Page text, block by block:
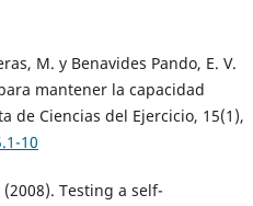
M. y Benavides Pando, E. V.
mantener la capacidad
de Ciencias del Ejercicio, 15(1),
10
Testing a self-